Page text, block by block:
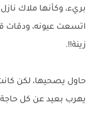
بريء، وكأنها ملاك
اتسعت عيونه، ودقات
زينة!!.
حاول يصحيها، لكن
يهرب بعيد عن كل حاجة